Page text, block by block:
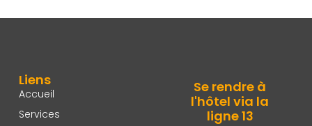
Liens
Accueil
Services
Se rendre à
l'hôtel via la
ligne 13